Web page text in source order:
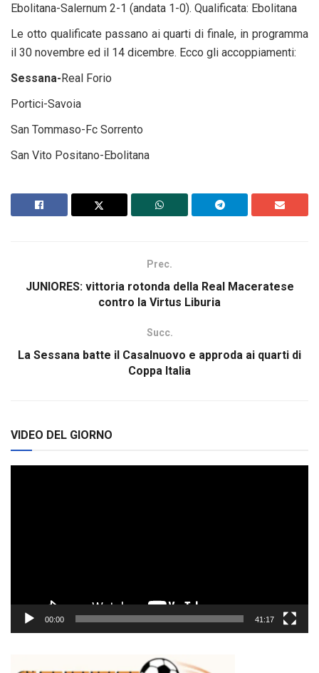
Ebolitana-Salernum 2-1 (andata 1-0). Qualificata: Ebolitana
Le otto qualificate passano ai quarti di finale, in programma
il 30 novembre ed il 14 dicembre. Ecco gli accoppiamenti:
Sessana-Real Forio
Portici-Savoia
San Tommaso-Fc Sorrento
San Vito Positano-Ebolitana
Prec.
JUNIORES: vittoria rotonda della Real Maceratese
contro la Virtus Liburia
Succ.
La Sessana batte il Casalnuovo e approda ai quarti di
Coppa Italia
VIDEO DEL GIORNO
00:00 41:17